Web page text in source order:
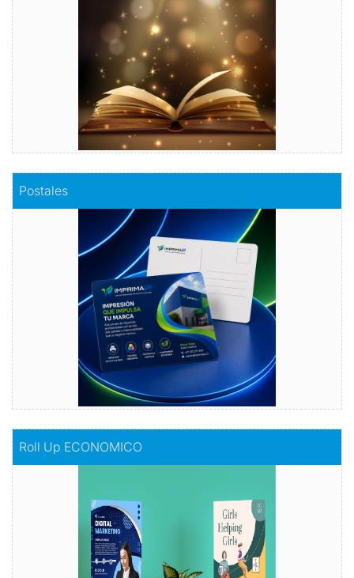
Comprar
Postales
Dale vida a tus emociones con nuestras
postales.
Comprar
Comprar
Roll Up ECONOMICO
Comprar